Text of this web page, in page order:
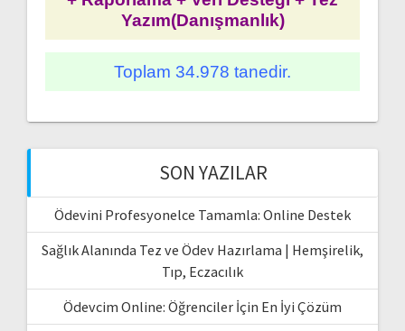
Yazım(Danışmanlık)
Toplam 34.978 tanedir.
SON YAZILAR
Ödevini Profesyonelce Tamamla: Online Destek
Sağlık Alanında Tez ve Ödev Hazırlama | Hemşirelik,
Tıp, Eczacılık
Ödevcim Online: Öğrenciler İçin En İyi Çözüm